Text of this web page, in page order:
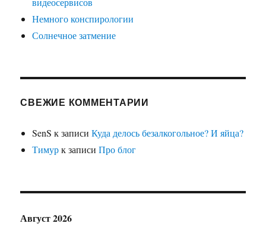
Немного конспирологии
Солнечное затмение
СВЕЖИЕ КОММЕНТАРИИ
SenS к записиКуда делось безалкогольное? И яйца?
Тимурк записиПро блог
Август 2026